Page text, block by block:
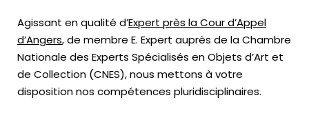
Agissant en qualité d’Expert près la Cour d’Appel
d’Angers, de membre E. Expert auprès de laChambre
Nationale des Experts Spécialisés en Objets d’Art et
de Collection (CNES),nous mettons à votre
disposition nos compétences pluridisciplinaires.